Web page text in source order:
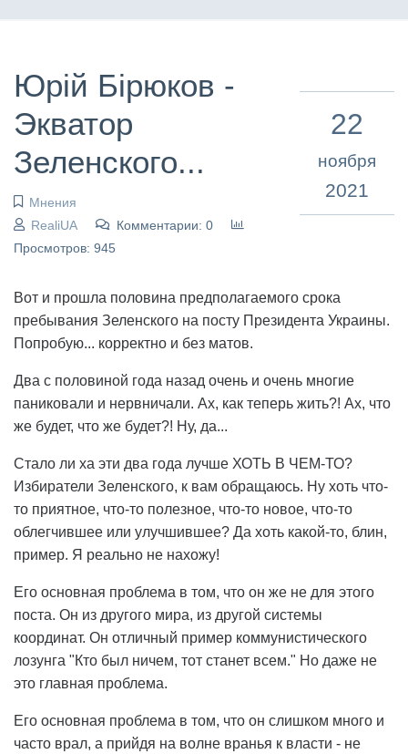
Юрій Бірюков -
Экватор
Зеленского...
Мнения
RealiUA
Комментарии: 0
Просмотров: 945
22
ноября
2021
Вот и прошла половина предполагаемого срока
пребывания Зеленского на посту Президента Украины.
Попробую... корректно и без матов.
Два с половиной года назад очень и очень многие
паниковали и нервничали. Ах, как теперь жить?! Ах, что
же будет, что же будет?! Ну, да...
Стало ли ха эти два года лучше ХОТЬ В ЧЕМ-ТО?
Избиратели Зеленского, к вам обращаюсь. Ну хоть что-
то приятное, что-то полезное, что-то новое, что-то
облегчившее или улучшившее? Да хоть какой-то, блин,
пример. Я реально не нахожу!
Его основная проблема в том, что он же не для этого
поста. Он из другого мира, из другой системы
координат. Он отличный пример коммунистического
лозунга "Кто был ничем, тот станет всем." Но даже не
это главная проблема.
Его основная проблема в том, что он слишком много и
часто врал, а прийдя на волне вранья к власти - не